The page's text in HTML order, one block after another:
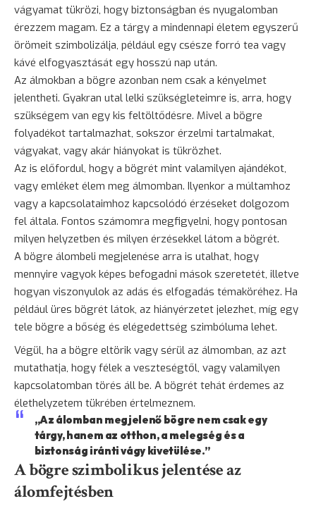
vágyamat tükrözi, hogy biztonságban és nyugalomban
érezzem magam. Ez a tárgy a mindennapi életem egyszerű
örömeit szimbolizálja, például egy csésze forró tea vagy
kávé elfogyasztását egy hosszú nap után.
Az álmokban a bögre azonban nem csak a kényelmet
jelentheti. Gyakran utal lelki szükségleteimre is, arra, hogy
szükségem van egy kis feltöltődésre. Mivel a bögre
folyadékot tartalmazhat, sokszor érzelmi tartalmakat,
vágyakat, vagy akár hiányokat is tükrözhet.
Az is előfordul, hogy a bögrét mint valamilyen ajándékot,
vagy emléket élem meg álmomban. Ilyenkor a múltamhoz
vagy a kapcsolataimhoz kapcsolódó érzéseket dolgozom
fel általa. Fontos számomra megfigyelni, hogy pontosan
milyen helyzetben és milyen érzésekkel látom a bögrét.
A bögre álombeli megjelenése arra is utalhat, hogy
mennyire vagyok képes befogadni mások szeretetét, illetve
hogyan viszonyulok az adás és elfogadás témaköréhez. Ha
például üres bögrét látok, az hiányérzetet jelezhet, míg egy
tele bögre a bőség és elégedettség szimbóluma lehet.
Végül, ha a bögre eltörik vagy sérül az álmomban, az azt
mutathatja, hogy félek a veszteségtől, vagy valamilyen
kapcsolatomban törés áll be. A bögrét tehát érdemes az
élethelyzetem tükrében értelmeznem.
„Az álomban megjelenő bögre nem csak egy
tárgy, hanem az otthon, a melegség és a
biztonság iránti vágy kivetülése.”
A bögre szimbolikus jelentése az
álomfejtésben